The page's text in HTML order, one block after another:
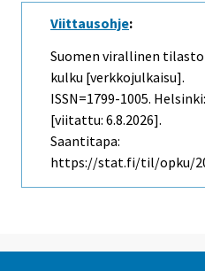
Viittausohje:
Suomen virallinen tilasto
kulku [verkkojulkaisu].
ISSN=1799-1005.
[viitattu: 6.8.2026].
Saantitapa:
https://stat.fi/til/opku/